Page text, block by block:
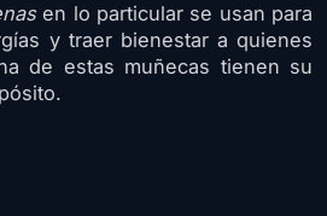
en lo particular se usan para
y traer bienestar a quienes
de estas muñecas tienen su